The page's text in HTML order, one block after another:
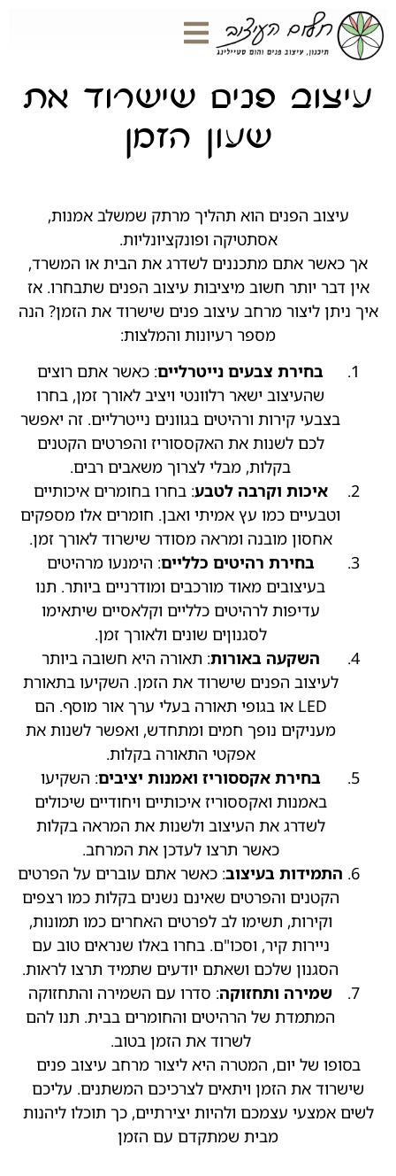
עיצוב פנים שישרוד את
שעון הזמן
עיצוב הפנים הוא תהליך מרתק שמשלב אמנות,
אסתטיקה ופונקציונליות.
אך כאשר אתם מתכננים לשדרג את הבית או המשרד,
אין דבר יותר חשוב מיציבות עיצוב הפנים שתבחרו. אז
איך ניתן ליצור מרחב עיצוב פנים שישרוד את הזמן? הנה
מספר רעיונות והמלצות:
בחירת צבעים נייטרליים: כאשר אתם רוצים
שהעיצוב ישאר רלוונטי ויציב לאורך זמן, בחרו
בצבעי קירות ורהיטים בגוונים נייטרליים. זה יאפשר
לכם לשנות את האקססוריז והפרטים הקטנים
בקלות, מבלי לצרוך משאבים רבים.
איכות וקרבה לטבע: בחרו בחומרים איכותיים
וטבעיים כמו עץ אמיתי ואבן. חומרים אלו מספקים
אחסון מובנה ומראה מסודר שישרוד לאורך זמן.
בחירת רהיטים כלליים: הימנעו מרהיטים
בעיצובים מאוד מורכבים ומודרניים ביותר. תנו
עדיפות לרהיטים כלליים וקלאסיים שיתאימו
לסגנוןים שונים ולאורך זמן.
השקעה באורות: תאורה היא חשובה ביותר
לעיצוב הפנים שישרוד את הזמן. השקיעו בתאורת
LED או בגופי תאורה בעלי ערך אור מוסף. הם
מעניקים נופך חמים ומתחדש, ואפשר לשנות את
אפקטי התאורה בקלות.
בחירת אקססוריז ואמנות יציבים: השקיעו
באמנות ואקססוריז איכותיים ויחודיים שיכולים
לשדרג את העיצוב ולשנות את המראה בקלות
כאשר תרצו לעדכן את המרחב.
התמידות בעיצוב: כאשר אתם עוברים על הפרטים
הקטנים והפרטים שאינם נשנים בקלות כמו רצפים
וקירות, תשימו לב לפרטים האחרים כמו תמונות,
ניירות קיר, וסכו"ם. בחרו באלו שנראים טוב עם
הסגנון שלכם ושאתם יודעים שתמיד תרצו לראות.
שמירה ותחזוקה: סדרו עם השמירה והתחזוקה
המתמדת של הרהיטים והחומרים בבית. תנו להם
לשרוד את הזמן בטוב.
בסופו של יום, המטרה היא ליצור מרחב עיצוב פנים
שישרוד את הזמן ויתאים לצרכיכם המשתנים. עליכם
לשים אמצעי עצמכם ולהיות יצירתיים, כך תוכלו ליהנות
מבית שמתקדם עם הזמן